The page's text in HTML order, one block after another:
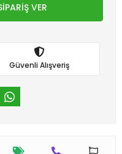
VER
Güvenli Alışveriş